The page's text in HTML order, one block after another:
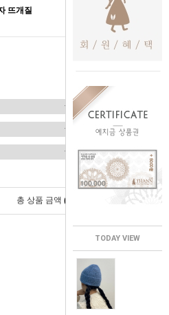
TODAY VIEW
뜨개질
총 상품 금액 0